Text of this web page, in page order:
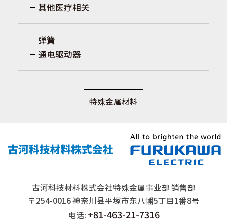
其他医疗相关
弹簧
通电驱动器
特殊金属材料
古河科技材料株式会社特殊金属事业部 销售部
〒254-0016 神奈川县平塚市东八幡5丁目1番8号
电话: +81-463-21-7316